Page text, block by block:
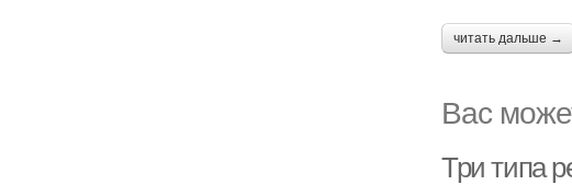
читать дальше →
Вас
Три типа